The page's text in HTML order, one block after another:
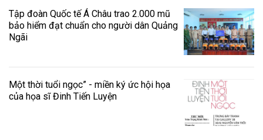
Tập đoàn Quốc tế Á Châu trao 2.000 mũ
bảo hiểm đạt chuẩn cho người dân Quảng
Ngãi
Một thời tuổi ngọc” - miền ký ức hội họa
của họa sĩ Đinh Tiến Luyện